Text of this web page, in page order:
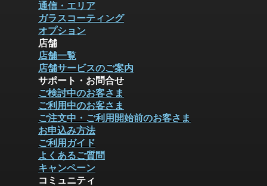
通信・エリア
ガラスコーティング
オプション
店舗
店舗一覧
店舗サービスのご案内
サポート・お問合せ
ご検討中のお客さま
ご利用中のお客さま
ご注文中・ご利用開始前のお客さま
お申込み方法
ご利用ガイド
よくあるご質問
キャンペーン
コミュニティ